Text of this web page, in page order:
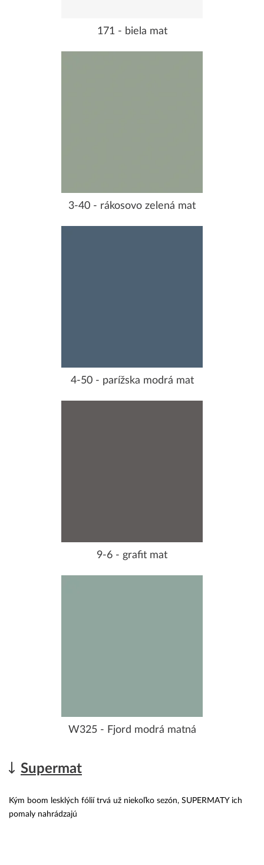
171 - biela mat
3-40 - rákosovo zelená mat
4-50 - parížska modrá mat
9-6 - grafit mat
W325 - Fjord modrá matná
Supermat
Kým boom lesklých fólií trvá už niekoľko sezón, SUPERMATY ich
pomaly nahrádzajú